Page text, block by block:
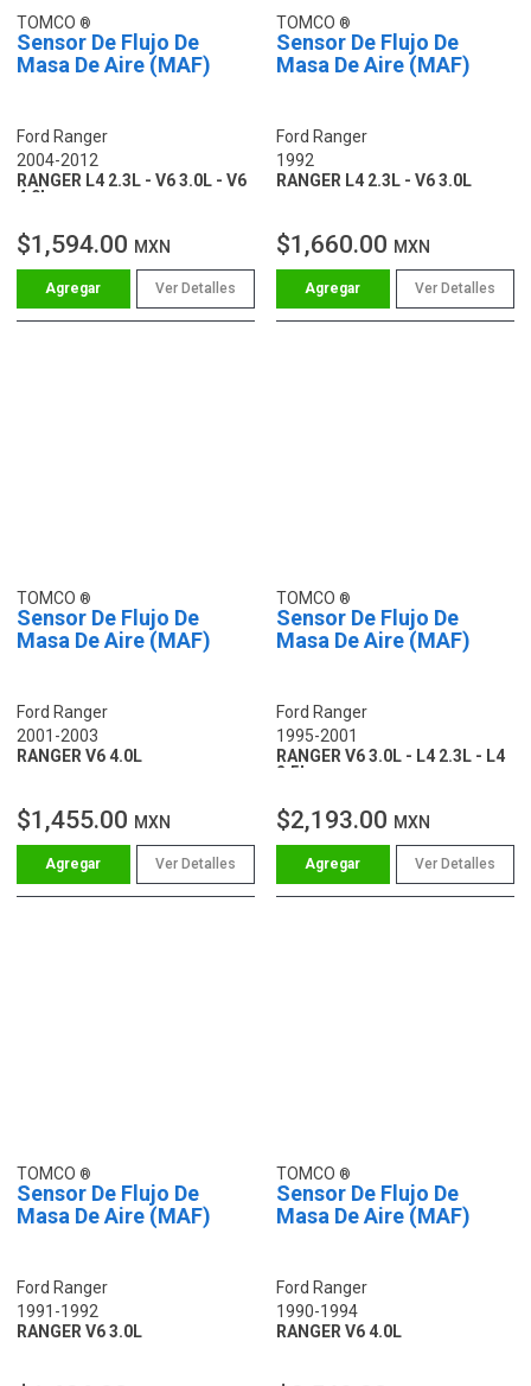
TOMCO
Sensor De Flujo De
Masa De Aire (MAF)
Ford Ranger
2004-2012
RANGER L4 2.3L - V6 3.0L - V6
4.0L
$1,594.00 MXN
Ver Detalles
TOMCO
Sensor De Flujo De
Masa De Aire (MAF)
Ford Ranger
1992
RANGER L4 2.3L - V6 3.0L
$1,660.00 MXN
Ver Detalles
TOMCO
Sensor De Flujo De
Masa De Aire (MAF)
Ford Ranger
2001-2003
RANGER V6 4.0L
$1,455.00 MXN
Ver Detalles
TOMCO
Sensor De Flujo De
Masa De Aire (MAF)
Ford Ranger
1995-2001
RANGER V6 3.0L - L4 2.3L - L4
2.5L
$2,193.00 MXN
Ver Detalles
TOMCO
Sensor De Flujo De
Masa De Aire (MAF)
Ford Ranger
1991-1992
RANGER V6 3.0L
TOMCO
Sensor De Flujo De
Masa De Aire (MAF)
Ford Ranger
1990-1994
RANGER V6 4.0L